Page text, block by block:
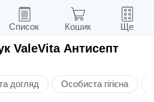
ValeVita Антисепт
догляд Особиста гігієна
Список Кошик Ще